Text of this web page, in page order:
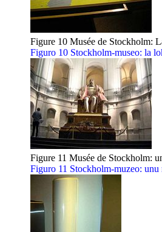
Figure 10 Musée de Stockholm:
Figuro 10 Stockholm-museo: la
Figure 11 Musée de Stockholm:
Figuro 11 Stockholm-muzeo: unu